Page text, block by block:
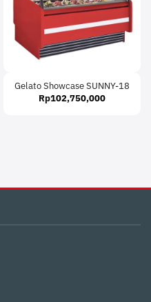
Gelato Showcase SUNNY-18
Rp102,750,000